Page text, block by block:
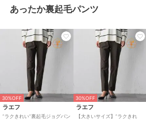
あったか裏起毛パンツ
30%OFF
ラエフ
”ラクきれい”裏起毛ジョグパン
30%OFF
ラエフ
【大きいサイズ】”ラクきれ